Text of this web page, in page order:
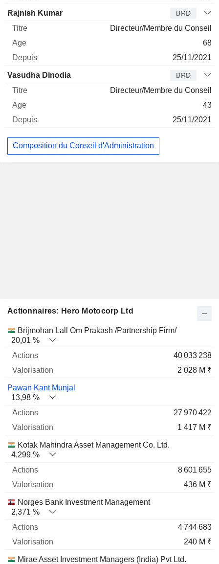
Rajnish Kumar BRD
Directeur/Membre du Conseil
68
25/11/2021
Vasudha Dinodia BRD
Directeur/Membre du Conseil
43
25/11/2021
Composition du Conseil d'Administration
Actionnaires: Hero Motocorp Ltd
Nom Actions % Valorisation
Brijmohan Lall Om Prakash /Partnership Firm/
20,01 %
40 033 238
2 028 M ₹
Pawan Kant Munjal
13,98 %
27 970 422
1 417 M ₹
Kotak Mahindra Asset Management Co. Ltd.
4,299 %
8 601 655
436 M ₹
Norges Bank Investment Management
2,371 %
4 744 683
240 M ₹
Mirae Asset Investment Managers (India) Pvt Ltd.